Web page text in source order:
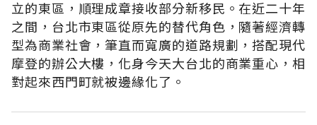
立的東區，順理成章接收部分新移民。在近二十年
之間，台北市東區從原先的替代角色，隨著經濟轉
型為商業社會，筆直而寬廣的道路規劃，搭配現代
摩登的辦公大樓，化身今天大台北的商業重心，相
對起來西門町就被邊緣化了。